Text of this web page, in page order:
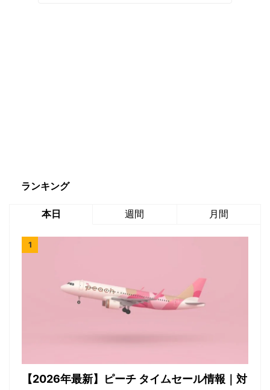
ランキング
本日 週間 月間
【2026年最新】ピーチ タイムセール情報｜対